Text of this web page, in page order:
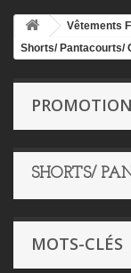
Vêtements
Shorts/ Pantacourts/
SHORTS/
MOTS-CLÉS